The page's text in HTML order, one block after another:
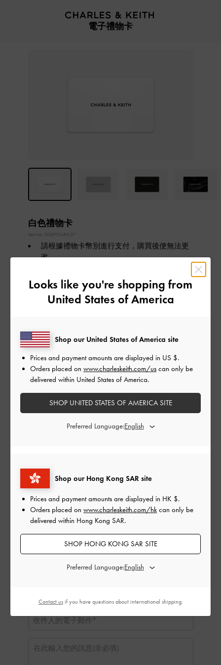
電子禮物卡
白色禮物卡
Item No. CKGIFTCARD-07
請根據禮物卡幣別進行支付，購買後便無法更
改。
後開始計算。
禮物卡僅可於官網CHARLESKEITH.COM/HK使
用。
若收件人尚未成為會員，請使用該電子郵件註
冊帳號，並於「我的帳戶」-「禮物卡」頁面輸
入代碼完成兌換。
禮物卡使用期限不得延長。
關於禮物卡 如何兌換禮物卡
寄送日期:
Looks like you're shopping from
United States of America
Shop our Hong Kong SAR site
Prices and payment amounts are displayed in HK $.
Orders placed on www.charleskeith.com/hk can only be
delivered within Hong Kong SAR.
SHOP HONG KONG SAR SITE
Preferred Language:
Shop our United States of America site
Prices and payment amounts are displayed in US $.
Orders placed on www.charleskeith.com/us can only be
delivered within United States of America.
SHOP UNITED STATES OF AMERICA SITE
Preferred Language:
Contact usif you have questions about international shipping.